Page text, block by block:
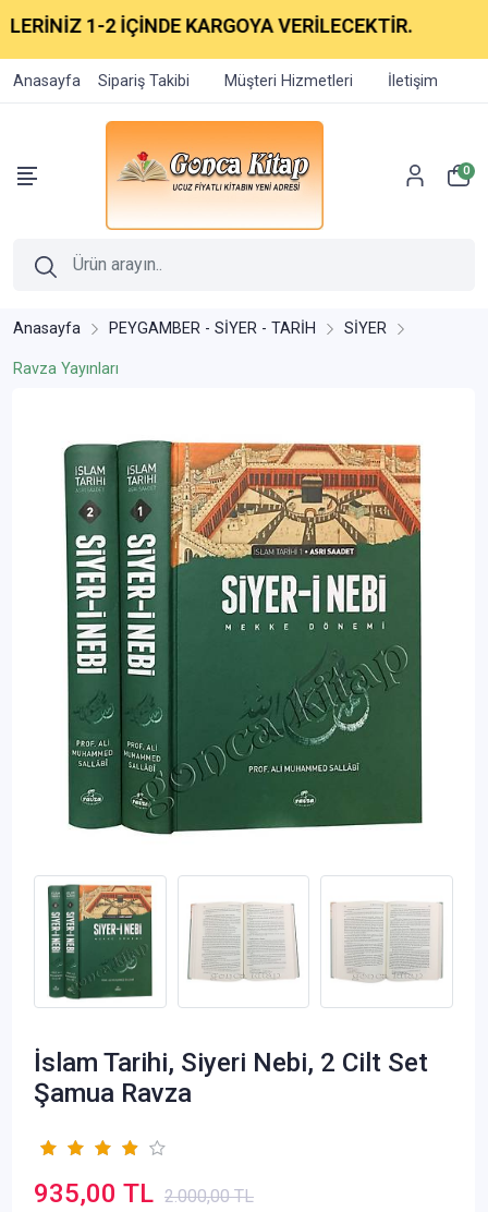
1-2 İÇİNDE KARGOYA VERİLECEKTİR.
Anasayfa Sipariş Takibi Müşteri Hizmetleri İletişim
0
Anasayfa PEYGAMBER - SİYER - TARİH SİYER
Ravza Yayınları
İslam Tarihi, Siyeri Nebi, 2 Cilt Set
Şamua Ravza
935,00 TL 2.000,00 TL